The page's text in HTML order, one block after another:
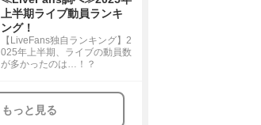
上半期ライブ動員ランキ
ング！
【LiveFans独自ランキング】2
025年上半期、ライブの動員数
が多かったのは…！？
もっと見る